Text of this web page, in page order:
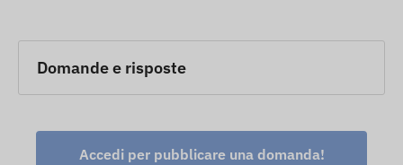
Domande e risposte
Accedi per pubblicare una domanda!